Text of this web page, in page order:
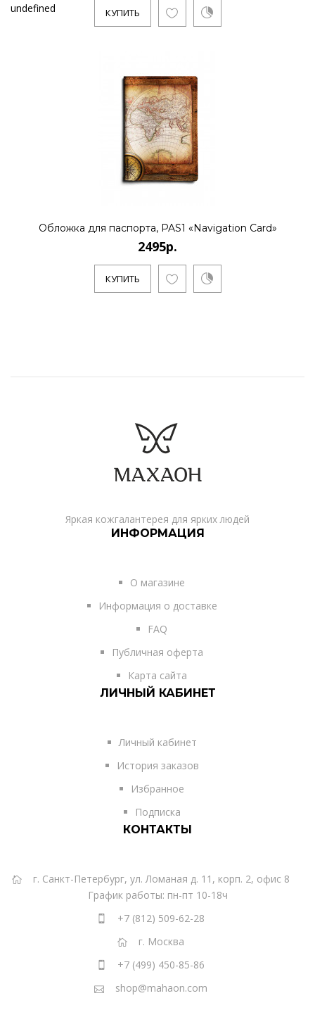
КУПИТЬ
undefined
Обложка для паспорта, PAS1 «Navigation Card»
2495р.
КУПИТЬ
Яркая кожгалантерея для ярких людей
ИНФОРМАЦИЯ
О магазине
Информация о доставке
FAQ
Публичная оферта
Карта сайта
ЛИЧНЫЙ КАБИНЕТ
Личный кабинет
История заказов
Избранное
Подписка
КОНТАКТЫ
г. Санкт-Петербург, ул. Ломаная д. 11, корп. 2, офис 8
График работы: пн-пт 10-18ч
+7 (812) 509-62-28
г. Москва
+7 (499) 450-85-86
shop@mahaon.com